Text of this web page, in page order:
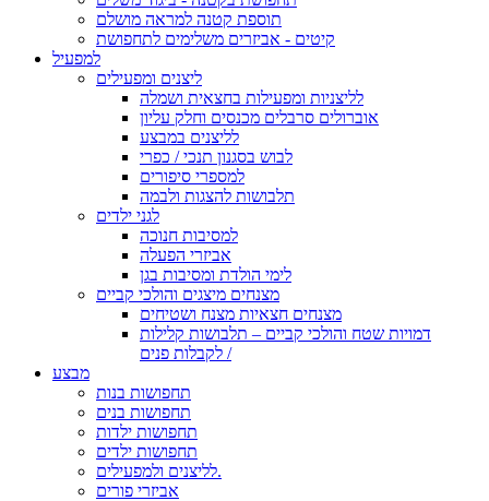
תוספת קטנה למראה מושלם
קיטים - אביזרים משלימים לתחפושת
למפעיל
ליצנים ומפעילים
לליצניות ומפעילות בחצאית ושמלה
אוברולים סרבלים מכנסים וחלק עליון
לליצנים במבצע
לבוש בסגנון תנכי / כפרי
למספרי סיפורים
תלבושות להצגות ולבמה
לגני ילדים
למסיבות חנוכה
אביזרי הפעלה
לימי הולדת ומסיבות בגן
מצנחים מיצגים והולכי קביים
מצנחים חצאיות מצנח ושטיחים
דמויות שטח והולכי קביים – תלבושות קלילות
לקבלות פנים /
מבצע
תחפושות בנות
תחפושות בנים
תחפושות ילדות
תחפושות ילדים
לליצנים ולמפעילים.
אביזרי פורים